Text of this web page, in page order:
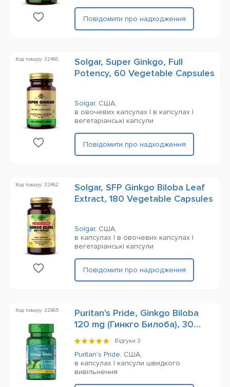
Повідомити про надходження
Код товару: 32466
Solgar, Super Ginkgo, Full
Potency, 60 Vegetable Capsules
Solgar, США,
в овочевих капсулах | в капсулах |
вегетаріанські капсули
Повідомити про надходження
Код товару: 32462
Solgar, SFP Ginkgo Biloba Leaf
Extract, 180 Vegetable Capsules
Solgar, США,
в капсулах | в овочевих капсулах |
вегетаріанські капсули
Повідомити про надходження
Код товару: 32965
Puritan's Pride, Ginkgo Biloba
120 mg (Гинкго Билоба), 30
Rapid Release Capsules
Відгуки 3
Puritan's Pride, США,
в капсулах | капсули швидкого
вивільнення